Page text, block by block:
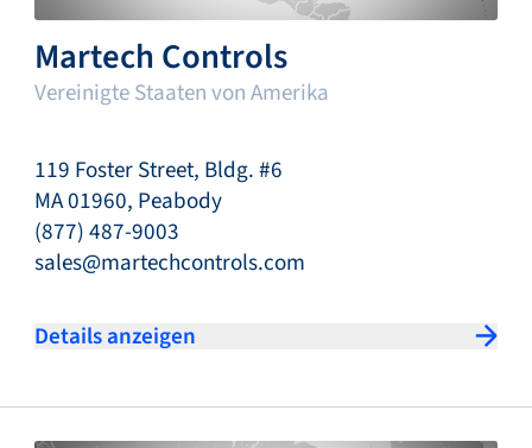
Martech Controls
Vereinigte Staaten von Amerika
119 Foster Street, Bldg. #6
MA 01960, Peabody
(877) 487-9003
sales@martechcontrols.com
Details anzeigen